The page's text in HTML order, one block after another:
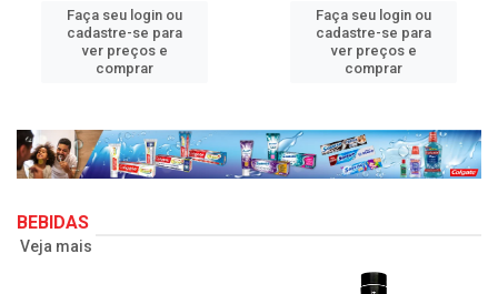
Faça seu login ou
cadastre-se para
ver preços e
comprar
Faça seu login ou
cadastre-se para
ver preços e
comprar
BEBIDAS
Veja mais